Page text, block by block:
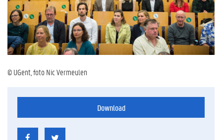
© UGent, foto Nic Vermeulen
Download